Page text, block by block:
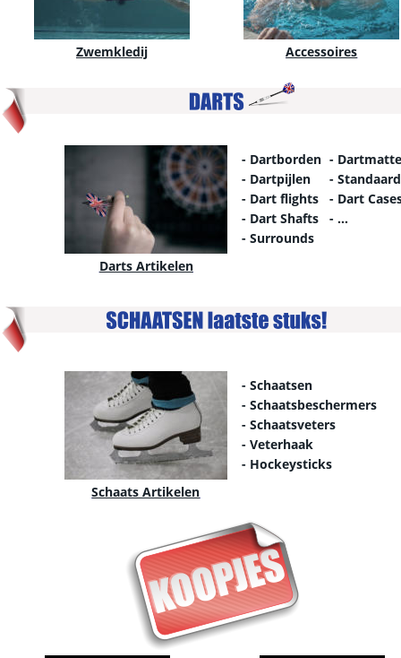
Zwemkledij Accessoires
Schaats Artikelen
Darts Artikelen
- Schaatsen
- Schaatsbeschermers
- Schaatsveters
- Veterhaak
- Hockeysticks
- Dartborden
- Dartpijlen
- Dart flights
- Dart Shafts
- Surrounds
-
-
- Dart
- …